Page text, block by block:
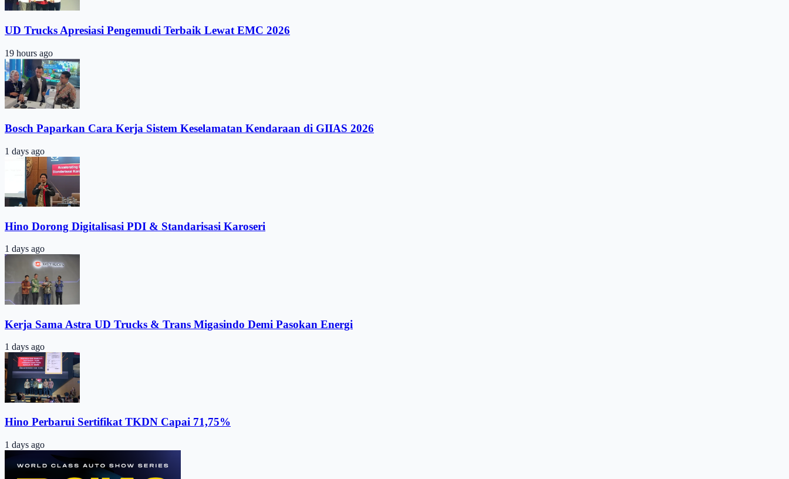
UD Trucks Apresiasi Pengemudi Terbaik Lewat EMC 2026
19 hours ago
Bosch Paparkan Cara Kerja Sistem Keselamatan Kendaraan di GIIAS 2026
1 days ago
Hino Dorong Digitalisasi PDI & Standarisasi Karoseri
1 days ago
Kerja Sama Astra UD Trucks & Trans Migasindo Demi Pasokan Energi
1 days ago
Hino Perbarui Sertifikat TKDN Capai 71,75%
1 days ago